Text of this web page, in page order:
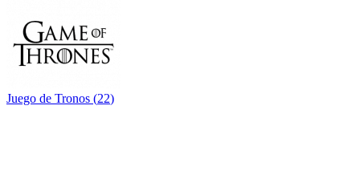
Juego de Tronos (22)